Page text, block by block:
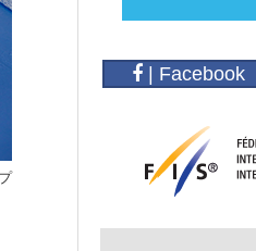
| Facebook